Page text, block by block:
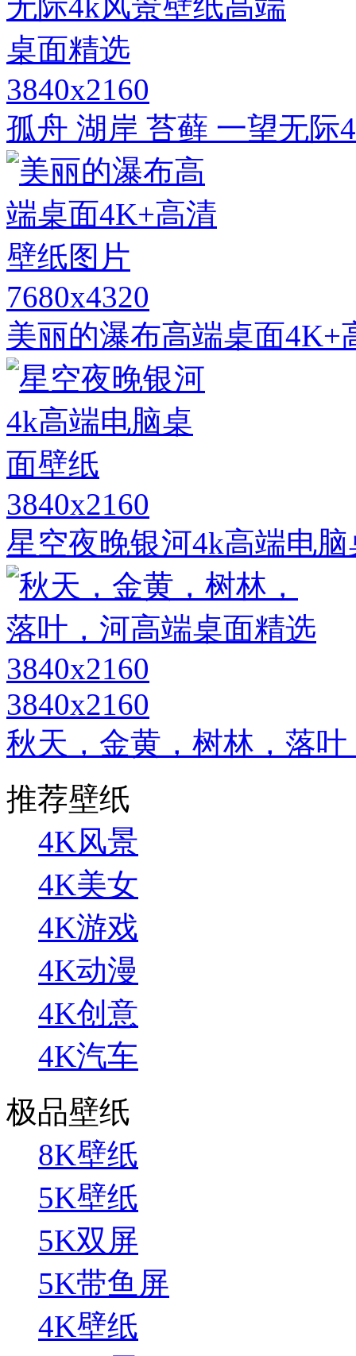
3840x2160
孤舟 湖岸 苔藓 一望无际
7680x4320
美丽的瀑布高端桌面4K+
3840x2160
星空夜晚银河4k高端电
3840x2160
秋天，金黄，树林，落
推荐壁纸
4K风景
4K美女
4K游戏
4K动漫
4K创意
4K汽车
极品壁纸
8K壁纸
5K壁纸
5K双屏
5K带鱼屏
4K壁纸